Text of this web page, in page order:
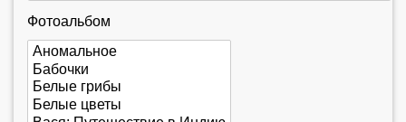
Фотоальбом